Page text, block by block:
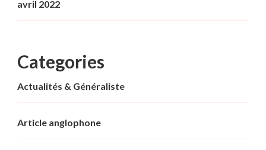
avril 2022
Categories
Actualités & Généraliste
Article anglophone